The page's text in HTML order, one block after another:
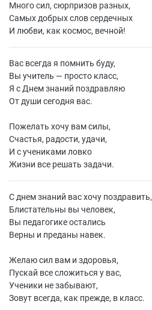
Много сил, сюрпризов разных,
Самых добрых слов сердечных
И любви, как космос, вечной!
Вас всегда я помнить буду,
Вы учитель — просто класс,
Я с Днем знаний поздравляю
От души сегодня вас.
Пожелать хочу вам силы,
Счастья, радости, удачи,
И с учениками ловко
Жизни все решать задачи.
С днем знаний вас хочу поздравить,
Блистательны вы человек,
Вы педагогике остались
Верны и преданы навек.
Желаю сил вам и здоровья,
Пускай все сложиться у вас,
Ученики не забывают,
Зовут всегда, как прежде, в класс.